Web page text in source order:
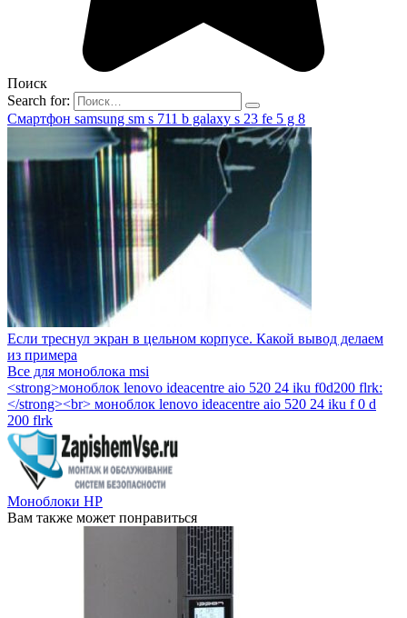
Поиск
Search for:
Смартфон samsung sm s 711 b galaxy s 23 fe 5 g 8
Если треснул экран в цельном корпусе. Какой вывод делаем
из примера
Все для моноблока msi
<strong>моноблок lenovo ideacentre aio 520 24 iku f0d200 flrk:
</strong><br> моноблок lenovo ideacentre aio 520 24 iku f 0 d
200 flrk
Moнoблoки НР
Вам также может понравиться